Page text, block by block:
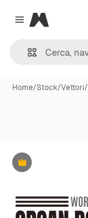
Close menu
Magnific
Home/Stock/Vettori/
Premium